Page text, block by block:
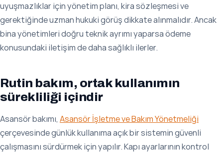
uyuşmazlıklar için yönetim planı, kira sözleşmesi ve
gerektiğinde uzman hukuki görüş dikkate alınmalıdır. Ancak
bina yönetimleri doğru teknik ayrımı yaparsa ödeme
konusundaki iletişim de daha sağlıklı ilerler.
Rutin bakım, ortak kullanımın
sürekliliği içindir
Asansör bakımı, Asansör İşletme ve Bakım Yönetmeliği
çerçevesinde günlük kullanıma açık bir sistemin güvenli
çalışmasını sürdürmek için yapılır. Kapı ayarlarının kontrol